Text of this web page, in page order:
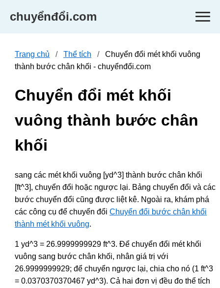
chuyểnđổi.com
Trang chủ Thể tích
Chuyển đổi mét khối vuông
thành bước chân khối - chuyểnđổi.com
Chuyển đổi mét khối
vuông thành bước chân
khối
sang các mét khối vuông [yd^3] thành bước chân khối
[ft^3], chuyển đổi hoặc ngược lại. Bảng chuyển đổi và các
bước chuyển đổi cũng được liệt kê. Ngoài ra, khám phá
các công cụ để chuyển đổi Chuyển đổi bước chân khối
thành mét khối vuông.
1 yd^3 = 26.9999999929 ft^3. Để chuyển đổi mét khối
vuông sang bước chân khối, nhân giá trị với
26.9999999929; để chuyển ngược lại, chia cho nó (1 ft^3
= 0.0370370370467 yd^3). Cả hai đơn vị đều đo thể tích